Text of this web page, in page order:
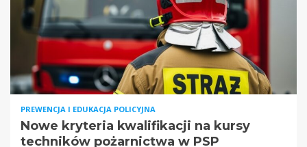
PREWENCJA I EDUKACJA POLICYJNA
Nowe kryteria kwalifikacji na kursy
techników pożarnictwa w PSP